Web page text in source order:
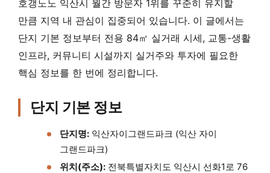
호갱노노 익산시 월간 방문자 1위를 꾸준히 유지할
만큼 지역 내 관심이 집중되어 있습니다. 이 글에서는
단지 기본 정보부터 전용 84㎡ 실거래 시세, 교통-생활
인프라, 커뮤니티 시설까지 실거주와 투자에 필요한
핵심 정보를 한 번에 정리합니다.
단지 기본 정보
단지명: 익산자이그랜드파크 (익산 자이
그랜드파크)
위치(주소): 전북특별자치도 익산시 선화1로 76